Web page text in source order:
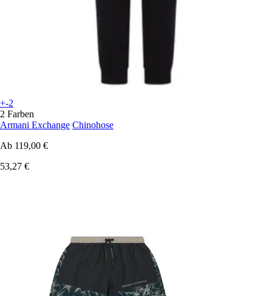
+-2
2 Farben
Armani Exchange Chinohose
Ab 119,00 €
53,27 €